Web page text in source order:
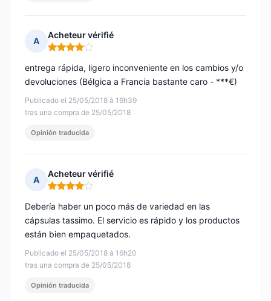
A
Acheteur vérifié
Nota: 4 de 5
Publicado el 25/05/2018 à 16h39
tras una compra de 25/05/2018
entrega rápida, ligero inconveniente en los cambios y/o
devoluciones (Bélgica a Francia bastante caro - ***€)
Opinión traducida
A
Acheteur vérifié
Nota: 4 de 5
Publicado el 25/05/2018 à 16h20
tras una compra de 25/05/2018
Debería haber un poco más de variedad en las
cápsulas tassimo. El servicio es rápido y los productos
están bien empaquetados.
Opinión traducida